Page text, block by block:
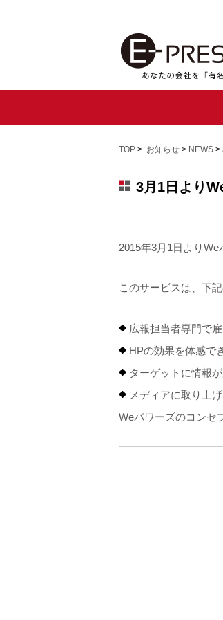
TOP > お知らせ > NEWS >
3月1日より
2015年3月1日より
このサービスは、下
広報担当者専門で
HPの効果を体感で
ターゲットに情報
メディアに取り上
Weパワーズのコンセ